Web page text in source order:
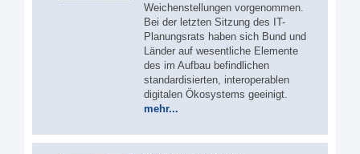
Weichenstellungen vorgenommen.
Bei der letzten Sitzung des IT-
Planungsrats haben sich Bund und
Länder auf wesentliche Elemente
des im Aufbau befindlichen
standardisierten, interoperablen
digitalen Ökosystems geeinigt.
mehr...